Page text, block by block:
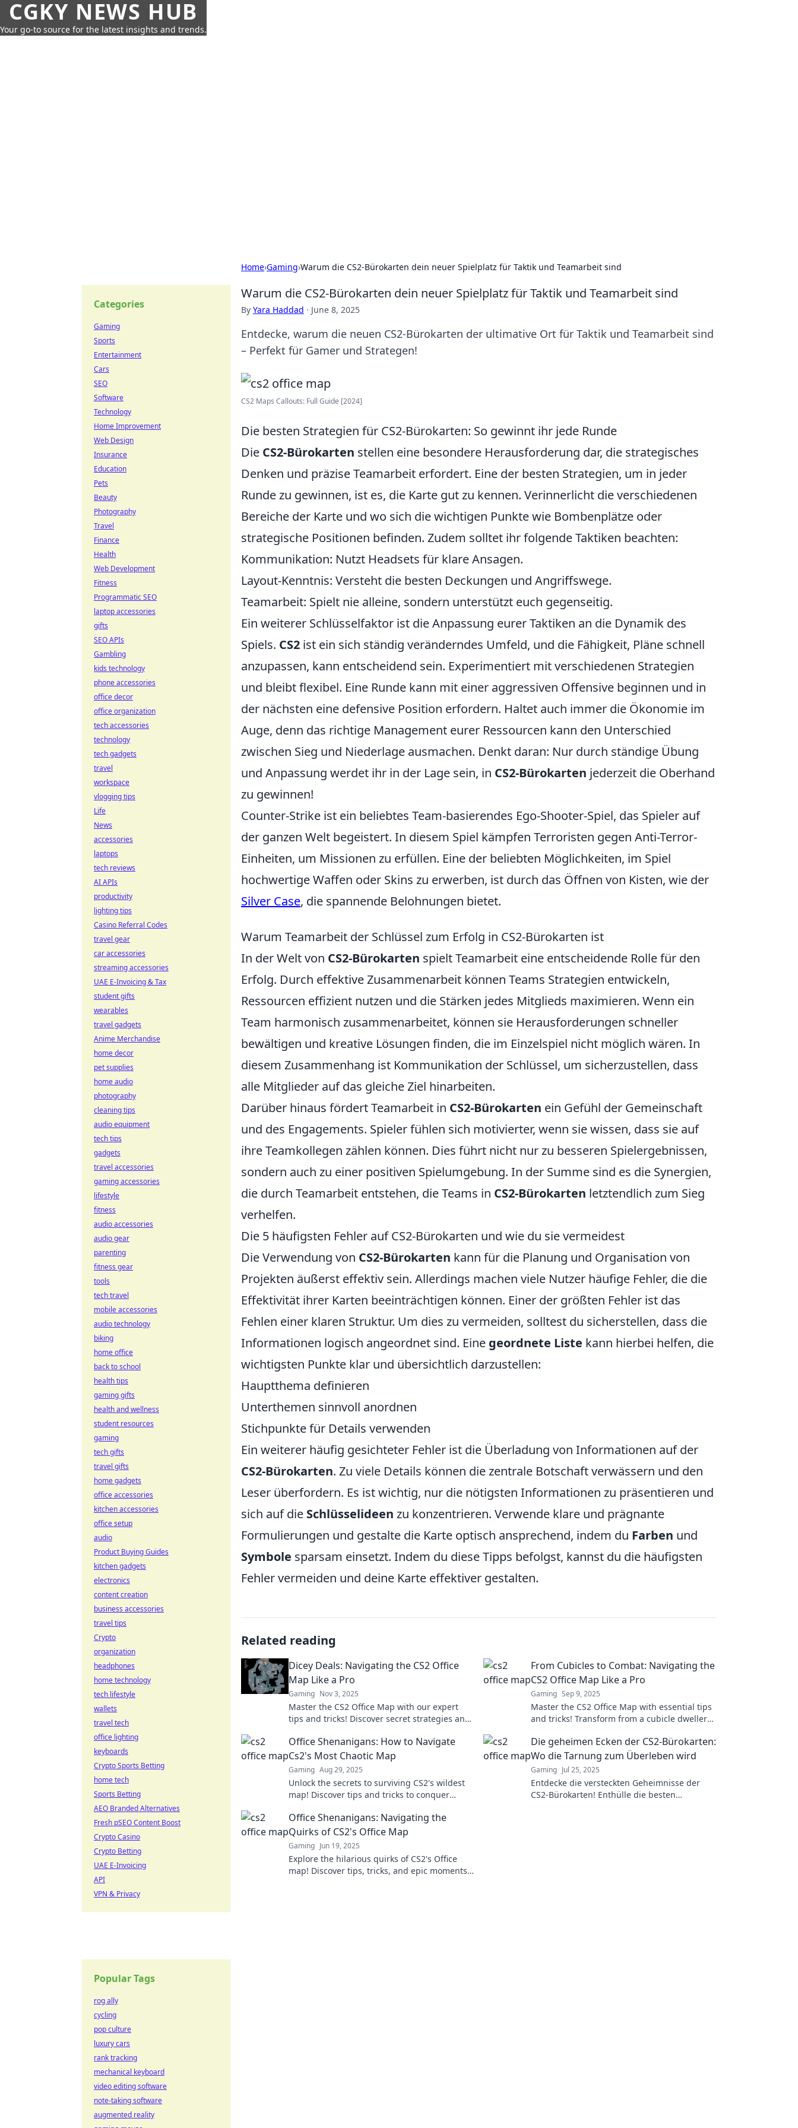
CGKY NEWS HUB
Your go-to source for the latest insights and trends.
Home›Gaming›Warum die CS2-Bürokarten dein neuer Spielplatz für Taktik und Teamarbeit sind
Warum die CS2-Bürokarten dein neuer Spielplatz für Taktik und Teamarbeit sind
By Yara Haddad · June 8, 2025
Entdecke, warum die neuen CS2-Bürokarten der ultimative Ort für Taktik und Teamarbeit sind
– Perfekt für Gamer und Strategen!
CS2 Maps Callouts: Full Guide [2024]
Die besten Strategien für CS2-Bürokarten: So gewinnt ihr jede Runde
Die CS2-Bürokarten stellen eine besondere Herausforderung dar, die strategisches
Denken und präzise Teamarbeit erfordert. Eine der besten Strategien, um in jeder
Runde zu gewinnen, ist es, die Karte gut zu kennen. Verinnerlicht die verschiedenen
Bereiche der Karte und wo sich die wichtigen Punkte wie Bombenplätze oder
strategische Positionen befinden. Zudem solltet ihr folgende Taktiken beachten:
Kommunikation: Nutzt Headsets für klare Ansagen.
Layout-Kenntnis: Versteht die besten Deckungen und Angriffswege.
Teamarbeit: Spielt nie alleine, sondern unterstützt euch gegenseitig.
Ein weiterer Schlüsselfaktor ist die Anpassung eurer Taktiken an die Dynamik des
Spiels. CS2 ist ein sich ständig veränderndes Umfeld, und die Fähigkeit, Pläne schnell
anzupassen, kann entscheidend sein. Experimentiert mit verschiedenen Strategien
und bleibt flexibel. Eine Runde kann mit einer aggressiven Offensive beginnen und in
der nächsten eine defensive Position erfordern. Haltet auch immer die Ökonomie im
Auge, denn das richtige Management eurer Ressourcen kann den Unterschied
zwischen Sieg und Niederlage ausmachen. Denkt daran: Nur durch ständige Übung
und Anpassung werdet ihr in der Lage sein, in CS2-Bürokarten jederzeit die Oberhand
zu gewinnen!
Counter-Strike ist ein beliebtes Team-basierendes Ego-Shooter-Spiel, das Spieler auf
der ganzen Welt begeistert. In diesem Spiel kämpfen Terroristen gegen Anti-Terror-
Einheiten, um Missionen zu erfüllen. Eine der beliebten Möglichkeiten, im Spiel
hochwertige Waffen oder Skins zu erwerben, ist durch das Öffnen von Kisten, wie der
Silver Case, die spannende Belohnungen bietet.
Warum Teamarbeit der Schlüssel zum Erfolg in CS2-Bürokarten ist
In der Welt von CS2-Bürokarten spielt Teamarbeit eine entscheidende Rolle für den
Erfolg. Durch effektive Zusammenarbeit können Teams Strategien entwickeln,
Ressourcen effizient nutzen und die Stärken jedes Mitglieds maximieren. Wenn ein
Team harmonisch zusammenarbeitet, können sie Herausforderungen schneller
bewältigen und kreative Lösungen finden, die im Einzelspiel nicht möglich wären. In
diesem Zusammenhang ist Kommunikation der Schlüssel, um sicherzustellen, dass
alle Mitglieder auf das gleiche Ziel hinarbeiten.
Darüber hinaus fördert Teamarbeit in CS2-Bürokarten ein Gefühl der Gemeinschaft
und des Engagements. Spieler fühlen sich motivierter, wenn sie wissen, dass sie auf
ihre Teamkollegen zählen können. Dies führt nicht nur zu besseren Spielergebnissen,
sondern auch zu einer positiven Spielumgebung. In der Summe sind es die Synergien,
die durch Teamarbeit entstehen, die Teams in CS2-Bürokarten letztendlich zum Sieg
verhelfen.
Die 5 häufigsten Fehler auf CS2-Bürokarten und wie du sie vermeidest
Die Verwendung von CS2-Bürokarten kann für die Planung und Organisation von
Projekten äußerst effektiv sein. Allerdings machen viele Nutzer häufige Fehler, die die
Effektivität ihrer Karten beeinträchtigen können. Einer der größten Fehler ist das
Fehlen einer klaren Struktur. Um dies zu vermeiden, solltest du sicherstellen, dass die
Informationen logisch angeordnet sind. Eine geordnete Liste kann hierbei helfen, die
wichtigsten Punkte klar und übersichtlich darzustellen:
Hauptthema definieren
Unterthemen sinnvoll anordnen
Stichpunkte für Details verwenden
Ein weiterer häufig gesichteter Fehler ist die Überladung von Informationen auf der
CS2-Bürokarten. Zu viele Details können die zentrale Botschaft verwässern und den
Leser überfordern. Es ist wichtig, nur die nötigsten Informationen zu präsentieren und
sich auf die Schlüsselideen zu konzentrieren. Verwende klare und prägnante
Formulierungen und gestalte die Karte optisch ansprechend, indem du Farben und
Symbole sparsam einsetzt. Indem du diese Tipps befolgst, kannst du die häufigsten
Fehler vermeiden und deine Karte effektiver gestalten.
Related reading
Dicey Deals: Navigating the CS2 Office
Map Like a Pro
Gaming Nov 3, 2025
Master the CS2 Office Map with our expert
tips and tricks! Discover secret strategies and
Deals!
From Cubicles to Combat: Navigating the
CS2 Office Map Like a Pro
Gaming Sep 9, 2025
Master the CS2 Office Map with essential tips
and tricks! Transform from a cubicle dweller
Office Shenanigans: How to Navigate
Cs2's Most Chaotic Map
Gaming Aug 29, 2025
Unlock the secrets to surviving CS2's wildest
map! Discover tips and tricks to conquer
Die geheimen Ecken der CS2-Bürokarten:
Wo die Tarnung zum Überleben wird
Gaming Jul 25, 2025
Entdecke die versteckten Geheimnisse der
CS2-Bürokarten! Enthülle die besten
Office Shenanigans: Navigating the
Quirks of CS2's Office Map
Gaming Jun 19, 2025
Explore the hilarious quirks of CS2's Office
map! Discover tips, tricks, and epic moments
Categories
Gaming
Sports
Entertainment
Cars
SEO
Software
Technology
Home Improvement
Web Design
Insurance
Education
Pets
Beauty
Photography
Travel
Finance
Health
Web Development
Fitness
Programmatic SEO
laptop accessories
gifts
SEO APIs
Gambling
kids technology
phone accessories
office decor
office organization
tech accessories
technology
tech gadgets
travel
workspace
vlogging tips
Life
News
accessories
laptops
tech reviews
AI APIs
productivity
lighting tips
Casino Referral Codes
travel gear
car accessories
streaming accessories
UAE E-Invoicing & Tax
student gifts
wearables
travel gadgets
Anime Merchandise
home decor
pet supplies
home audio
photography
cleaning tips
audio equipment
tech tips
gadgets
travel accessories
gaming accessories
lifestyle
fitness
audio accessories
audio gear
parenting
fitness gear
tools
tech travel
mobile accessories
audio technology
biking
home office
back to school
health tips
gaming gifts
health and wellness
student resources
gaming
tech gifts
travel gifts
home gadgets
office accessories
kitchen accessories
office setup
audio
Product Buying Guides
kitchen gadgets
electronics
content creation
business accessories
travel tips
Crypto
organization
headphones
home technology
tech lifestyle
wallets
travel tech
office lighting
keyboards
Crypto Sports Betting
home tech
Sports Betting
AEO Branded Alternatives
Fresh pSEO Content Boost
Crypto Casino
Crypto Betting
UAE E-Invoicing
API
VPN & Privacy
Popular Tags
rog ally
cycling
pop culture
luxury cars
rank tracking
mechanical keyboard
video editing software
note-taking software
augmented reality